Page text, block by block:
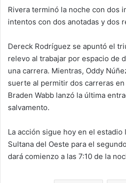
Rivera terminó la noche con dos
intentos con dos anotadas y dos
Dereck Rodríguez se apuntó el
relevo al trabajar por espacio de
una carrera. Mientras, Oddy
suerte al permitir dos carreras
Braden Wabb lanzó la última
salvamento.
La acción sigue hoy en el estadio
Sultana del Oeste para el
dará comienzo a las 7:10 de la